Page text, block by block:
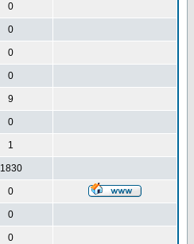
0
0
0
0
9
0
1
1830
0
0
0